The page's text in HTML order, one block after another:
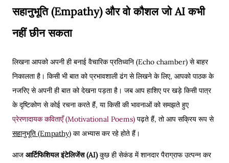
सहानुभूति (Empathy) और वो कौशल जो AI कभी
नहीं छीन सकता
लिखना आपको अपनी ही बनाई वैचारिक प्रतिध्वनि (Echo chamber) से बाहर
निकालता है। किसी भी बात को प्रभावशाली ढंग से लिखने के लिए, आपको पाठक के
नजरिए से अपनी ही बात को देखना पड़ता है। जब आप हाशिए पर खड़े किसी पात्र
के दृष्टिकोण से कोई रचना करते हैं, या किसी की भावनाओं को समझते हुए
प्रेरणादायक कविताएँ (Motivational Poems) पढ़ते हैं, तो आप सक्रिय रूप से
सहानुभूति (Empathy) का अभ्यास कर रहे होते हैं।
आज आर्टिफिशियल इंटेलिजेंस (AI)कुछ ही सेकंड में शानदार पैराग्राफ उत्पन्न कर